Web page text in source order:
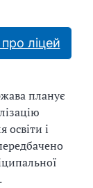
ліцей
планує
освіти і